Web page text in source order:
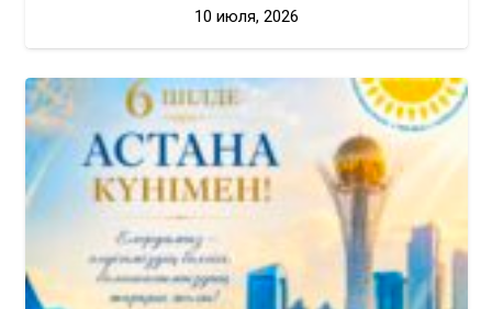
10 июля, 2026